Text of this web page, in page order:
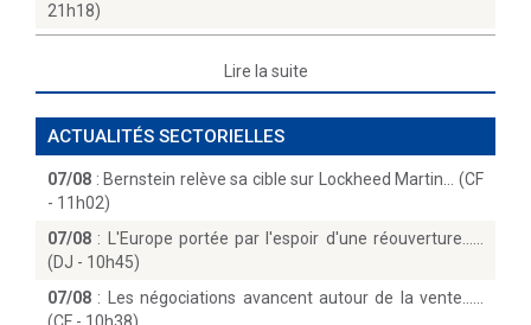
21h18)
Lire la suite
ACTUALITÉS SECTORIELLES
07/08 : Bernstein relève sa cible sur Lockheed Martin… (CF
- 11h02)
07/08 :
L'Europe portée par l'espoir d'une réouverture...
(DJ - 10h45)
07/08 :
Les négociations avancent autour de la vente...